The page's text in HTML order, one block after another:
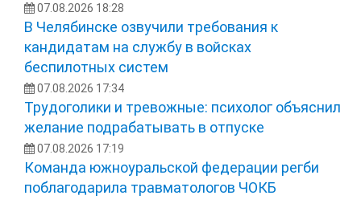
07.08.2026 18:28
В Челябинске озвучили требования к
кандидатам на службу в войсках
беспилотных систем
07.08.2026 17:34
Трудоголики и тревожные: психолог объяснил
желание подрабатывать в отпуске
07.08.2026 17:19
Команда южноуральской федерации регби
поблагодарила травматологов ЧОКБ